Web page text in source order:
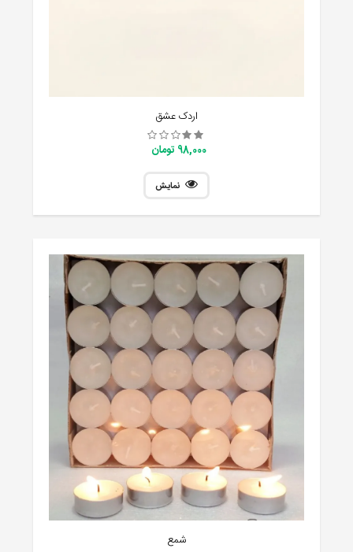
اردک عشق
98,000 تومان
نمایش
شمع